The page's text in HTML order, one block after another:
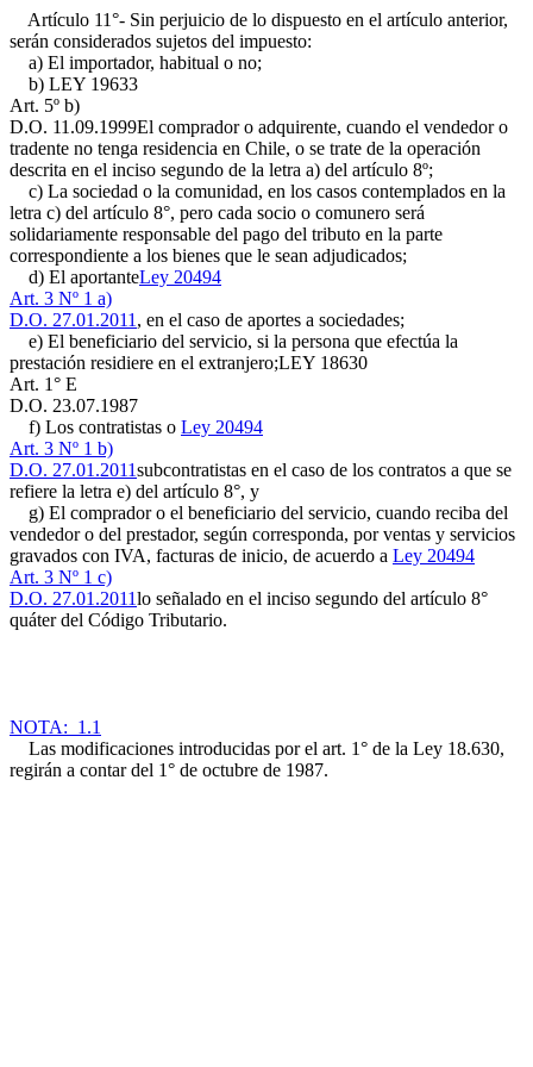
Artículo 11°- Sin perjuicio de lo dispuesto en el artículo anterior,
serán considerados sujetos del impuesto:
a) El importador, habitual o no;
b) LEY 19633
Art. 5º b)
D.O. 11.09.1999El comprador o adquirente, cuando el vendedor o
tradente no tenga residencia en Chile, o se trate de la operación
descrita en el inciso segundo de la letra a) del artículo 8º;
c) La sociedad o la comunidad, en los casos contemplados en la
letra c) del artículo 8°, pero cada socio o comunero será
solidariamente responsable del pago del tributo en la parte
correspondiente a los bienes que le sean adjudicados;
d) El aportanteLey 20494
Art. 3 Nº 1 a)
D.O. 27.01.2011 , en el caso de aportes a sociedades;
e) El beneficiario del servicio, si la persona que efectúa la
prestación residiere en el extranjero;LEY 18630
Art. 1° E
D.O. 23.07.1987
f) Los contratistas o Ley 20494
Art. 3 Nº 1 b)
D.O. 27.01.2011subcontratistas en el caso de los contratos a que se
refiere la letra e) del artículo 8°, y
g) El comprador o el beneficiario del servicio, cuando reciba del
vendedor o del prestador, según corresponda, por ventas y servicios
gravados con IVA, facturas de inicio, de acuerdo a Ley 20494
Art. 3 Nº 1 c)
D.O. 27.01.2011lo señalado en el inciso segundo del artículo 8°
quáter del Código Tributario.
NOTA: 1.1
Las modificaciones introducidas por el art. 1° de la Ley 18.630,
regirán a contar del 1° de octubre de 1987.